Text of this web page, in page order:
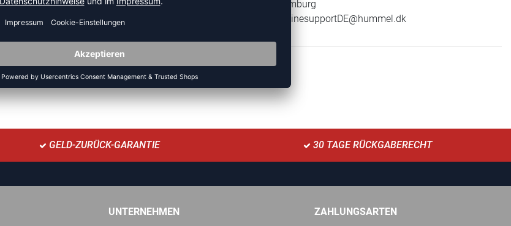
22761 Hamburg
onlinesupportDE@hummel.dk
ZULETZT ANGESEHEN
GELD-ZURÜCK-GARANTIE 30 TAGE RÜCKGABERECHT
UNTERNEHMEN
ZAHLUNGSARTEN